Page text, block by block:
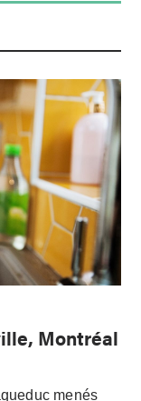
Montréal
menés